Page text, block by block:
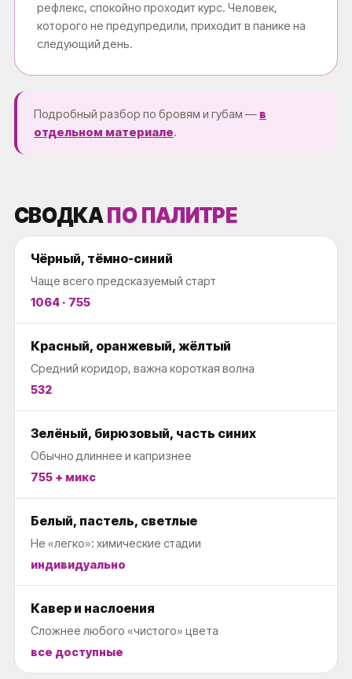
рефлекс, спокойно проходит курс. Человек,
которого не предупредили, приходит в панике на
следующий день.
Подробный разбор по бровям и губам — в
отдельном материале.
СВОДКАПО ПАЛИТРЕ
Чёрный, тёмно-синий
Чаще всего предсказуемый старт
1064 · 755
Красный, оранжевый, жёлтый
Средний коридор, важна короткая волна
532
Зелёный, бирюзовый, часть синих
Обычно длиннее и капризнее
755 + микс
Белый, пастель, светлые
Не «легко»: химические стадии
индивидуально
Кавер и наслоения
Сложнее любого «чистого» цвета
все доступные